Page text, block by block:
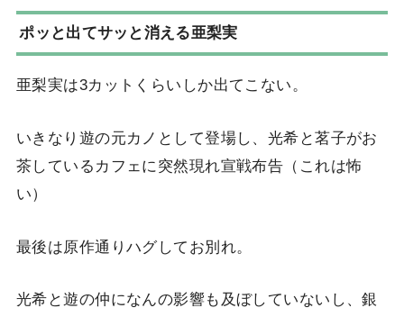
ポッと出てサッと消える亜梨実
亜梨実は3カットくらいしか出てこない。
いきなり遊の元カノとして登場し、光希と茗子がお
茶しているカフェに突然現れ宣戦布告（これは怖
い）
最後は原作通りハグしてお別れ。
光希と遊の仲になんの影響も及ぼしていないし、銀